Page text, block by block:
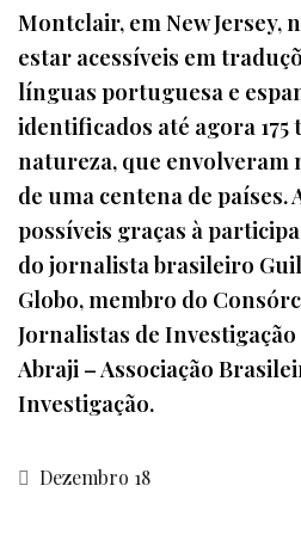
Montclair, em New Jersey,
estar acessíveis em
línguas portuguesa e
identificados até agora 175
natureza, que envolveram
de uma centena de
possíveis graças à
do jornalista brasileiro
Globo, membro do
Jornalistas de
Abraji – Associação
Investigação.
Dezembro 18